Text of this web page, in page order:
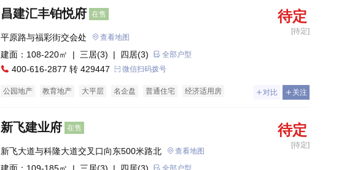
昌建汇丰铂悦府 在售 待定
[待定]
平原路与福彩街交会处 查看地图
建面：108-220㎡ | 三居(3) | 四居(3) 全部户型
400-616-2877 转 429447 微信扫码拨号
公园地产 教育地产 大平层 名企盘 普通住宅 经济适用房 对比 关注
新飞建业府 在售 待定
[待定]
新飞大道与科隆大道交叉口向东500米路北 查看地图
全部户型